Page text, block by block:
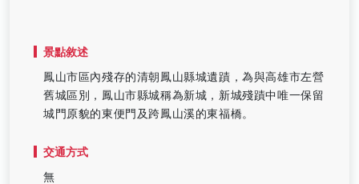
景點敘述
鳳山市區內殘存的清朝鳳山縣城遺蹟，為與高雄市左營
舊城區別，鳳山市縣城稱為新城，新城殘蹟中唯一保留
城門原貌的東便門及跨鳳山溪的東福橋。
交通方式
無